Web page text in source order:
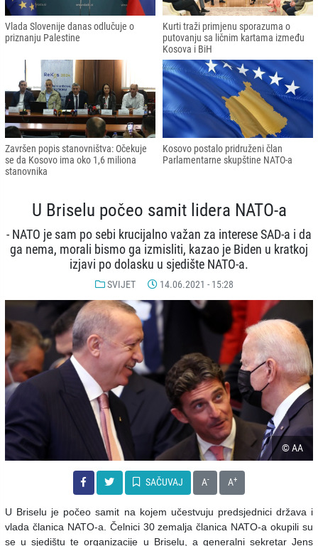
Vlada Slovenije danas odlučuje o
priznanju Palestine
Kurti traži primjenu sporazuma o
putovanju sa ličnim kartama između
Kosova i BiH
Završen popis stanovništva: Očekuje
se da Kosovo ima oko 1,6 miliona
stanovnika
Kosovo postalo pridruženi član
Parlamentarne skupštine NATO-a
U Briselu počeo samit lidera NATO-a
- NATO je sam po sebi krucijalno važan za interese SAD-a i da
ga nema, morali bismo ga izmisliti, kazao je Biden u kratkoj
izjavi po dolasku u sjedište NATO-a.
SVIJET 14.06.2021 - 15:28
© AA
SAČUVAJ A- A+
U Briselu je počeo samit na kojem učestvuju predsjednici država i
vlada članica NATO-a. Čelnici 30 zemalja članica NATO-a okupili su
se u sjedištu te organizacije u Briselu, a generalni sekretar Jens